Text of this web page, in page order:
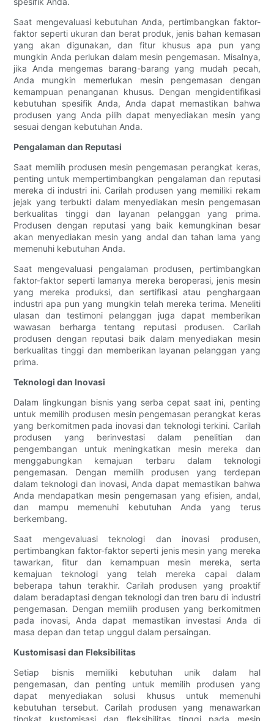
Saat mengevaluasi kebutuhan Anda, pertimbangkan faktor-
faktor seperti ukuran dan berat produk, jenis bahan kemasan
yang akan digunakan, dan fitur khusus apa pun yang
mungkin Anda perlukan dalam mesin pengemasan. Misalnya,
jika Anda mengemas barang-barang yang mudah pecah,
Anda mungkin memerlukan mesin pengemasan dengan
kemampuan penanganan khusus. Dengan mengidentifikasi
kebutuhan spesifik Anda, Anda dapat memastikan bahwa
produsen yang Anda pilih dapat menyediakan mesin yang
sesuai dengan kebutuhan Anda.
Pengalaman dan Reputasi
Saat memilih produsen mesin pengemasan perangkat keras,
penting untuk mempertimbangkan pengalaman dan reputasi
mereka di industri ini. Carilah produsen yang memiliki rekam
jejak yang terbukti dalam menyediakan mesin pengemasan
berkualitas tinggi dan layanan pelanggan yang prima.
Produsen dengan reputasi yang baik kemungkinan besar
akan menyediakan mesin yang andal dan tahan lama yang
memenuhi kebutuhan Anda.
Saat mengevaluasi pengalaman produsen, pertimbangkan
faktor-faktor seperti lamanya mereka beroperasi, jenis mesin
yang mereka produksi, dan sertifikasi atau penghargaan
industri apa pun yang mungkin telah mereka terima. Meneliti
ulasan dan testimoni pelanggan juga dapat memberikan
wawasan berharga tentang reputasi produsen. Carilah
produsen dengan reputasi baik dalam menyediakan mesin
berkualitas tinggi dan memberikan layanan pelanggan yang
prima.
Teknologi dan Inovasi
Dalam lingkungan bisnis yang serba cepat saat ini, penting
untuk memilih produsen mesin pengemasan perangkat keras
yang berkomitmen pada inovasi dan teknologi terkini. Carilah
produsen yang berinvestasi dalam penelitian dan
pengembangan untuk meningkatkan mesin mereka dan
menggabungkan kemajuan terbaru dalam teknologi
pengemasan. Dengan memilih produsen yang terdepan
dalam teknologi dan inovasi, Anda dapat memastikan bahwa
Anda mendapatkan mesin pengemasan yang efisien, andal,
dan mampu memenuhi kebutuhan Anda yang terus
berkembang.
Saat mengevaluasi teknologi dan inovasi produsen,
pertimbangkan faktor-faktor seperti jenis mesin yang mereka
tawarkan, fitur dan kemampuan mesin mereka, serta
kemajuan teknologi yang telah mereka capai dalam
beberapa tahun terakhir. Carilah produsen yang proaktif
dalam beradaptasi dengan teknologi dan tren baru di industri
pengemasan. Dengan memilih produsen yang berkomitmen
pada inovasi, Anda dapat memastikan investasi Anda di
masa depan dan tetap unggul dalam persaingan.
Kustomisasi dan Fleksibilitas
Setiap bisnis memiliki kebutuhan unik dalam hal
pengemasan, dan penting untuk memilih produsen yang
dapat menyediakan solusi khusus untuk memenuhi
kebutuhan tersebut. Carilah produsen yang menawarkan